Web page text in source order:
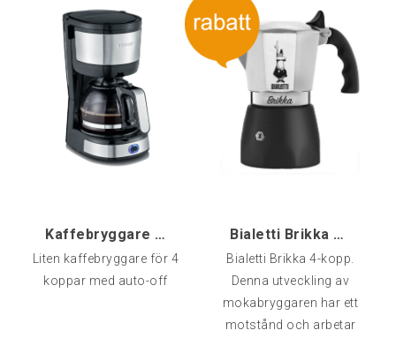
därför helt upp till dig hur
du vill ha ditt
kaffe.Senaste modellen -
fri från BPA!Startsetet
innehåller allt du behöver
för att komma igång:
Aeropress, filterhållare, filter,
Kaffebryggare Mini, Severin KA 4808
Liten kaffebryggare för 4
koppar med auto-off
Bialetti Brikka R3, 4-kopp
Bialetti Brikka 4-kopp.
Denna utveckling av
mokabryggaren har ett
motstånd och arbetar